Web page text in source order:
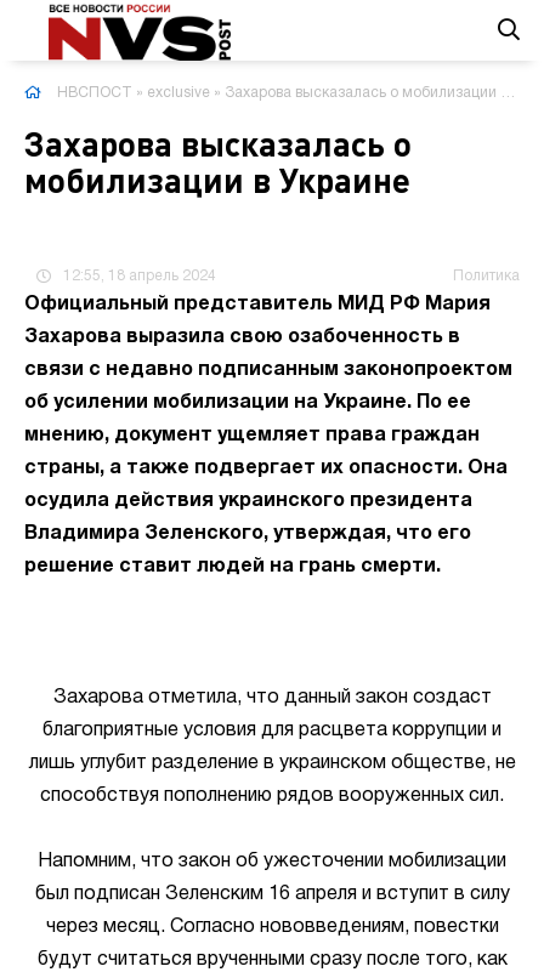
НВСПОСТ » exclusive » Захарова высказалась о мобилизации в Украине
Захарова высказалась о
мобилизации в Украине
12:55, 18 апрель 2024 Политика
Официальный представитель МИД РФ Мария
Захарова выразила свою озабоченность в
связи с недавно подписанным законопроектом
об усилении мобилизации на Украине. По ее
мнению, документ ущемляет права граждан
страны, а также подвергает их опасности. Она
осудила действия украинского президента
Владимира Зеленского, утверждая, что его
решение ставит людей на грань смерти.
Захарова отметила, что данный закон создаст
благоприятные условия для расцвета коррупции и
лишь углубит разделение в украинском обществе, не
способствуя пополнению рядов вооруженных сил.
Напомним, что закон об ужесточении мобилизации
был подписан Зеленским 16 апреля и вступит в силу
через месяц. Согласно нововведениям, повестки
будут считаться врученными сразу после того, как